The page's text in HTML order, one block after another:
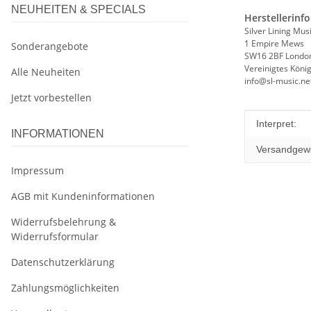
Silver Lining
1 Empire Mews
SW16 2BF
Vereinigtes
info@sl-
Wert
Interpret:
NEUHEITEN & SPECIALS
Sonderangebote
Alle Neuheiten
Jetzt vorbestellen
INFORMATIONEN
Impressum
AGB mit Kundeninformationen
Widerrufsbelehrung &
Widerrufsformular
Datenschutzerklärung
Zahlungsmöglichkeiten